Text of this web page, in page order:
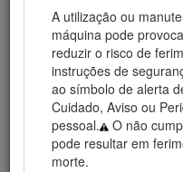
A utilização ou
máquina pode
reduzir o risco de
instruções de
ao símbolo de alerta
Cuidado, Aviso ou
pessoal.
O não
pode resultar em
morte.